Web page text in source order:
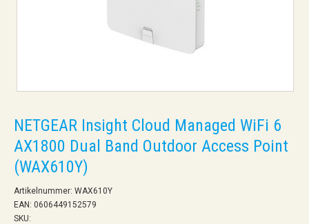
NETGEAR Insight Cloud Managed WiFi 6
AX1800 Dual Band Outdoor Access Point
(WAX610Y)
Artikelnummer: WAX610Y
EAN: 0606449152579
SKU: